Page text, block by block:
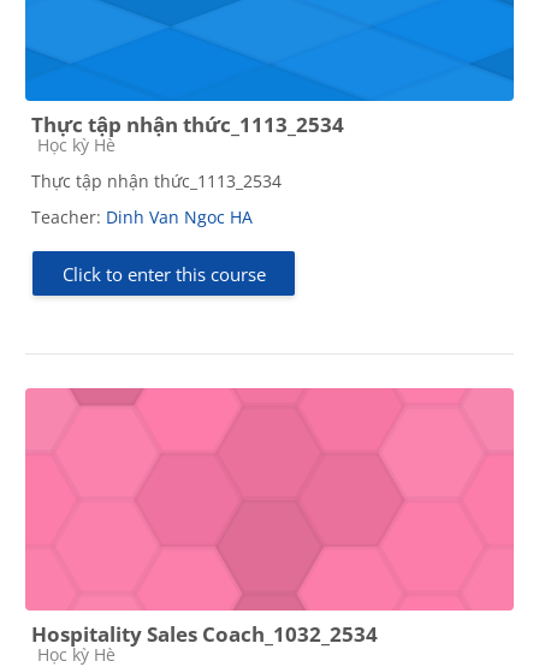
Thực tập nhận thức_1113_2534
Course category
Học kỳ Hè
Thực tập nhận thức_1113_2534
Teacher: Dinh Van Ngoc HA
Click to enter this course
Hospitality Sales Coach_1032_2534
Course category
Học kỳ Hè